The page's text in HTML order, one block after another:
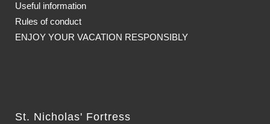
Useful information
Rules of conduct
ENJOY YOUR VACATION RESPONSIBLY
St. Nicholas' Fortress